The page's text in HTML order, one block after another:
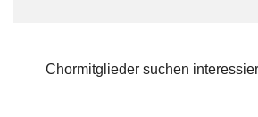
Chormitglieder suchen